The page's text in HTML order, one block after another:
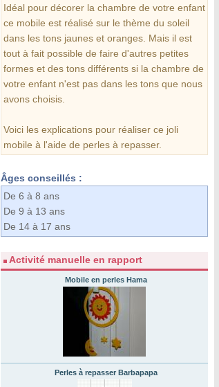
Idéal pour décorer la chambre de votre enfant
ce mobile est réalisé sur le thème du soleil
dans les tons jaunes et oranges. Mais il est
tout à fait possible de faire d'autres petites
formes et des tons différents si la chambre de
votre enfant n'est pas dans les tons que nous
avons choisis.
Voici les explications pour réaliser ce joli
mobile à l'aide de perles à repasser.
Âges conseillés :
De 6 à 8 ans
De 9 à 13 ans
De 14 à 17 ans
Activité manuelle en rapport
Mobile en perles Hama
Perles à repasser Barbapapa